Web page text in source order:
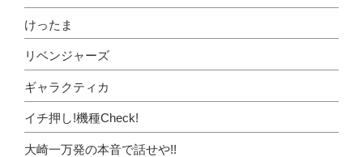
けったま
リベンジャーズ
ギャラクティカ
イチ押し!機種Check!
大崎一万発の本音で話せや!!